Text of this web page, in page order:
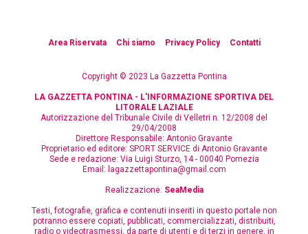
Area Riservata Chi siamo Privacy Policy Contatti
Copyright © 2023 La Gazzetta Pontina
LA GAZZETTA PONTINA - L'INFORMAZIONE SPORTIVA DEL
LITORALE LAZIALE
Autorizzazione del Tribunale Civile di Velletri n. 12/2008 del
29/04/2008
Direttore Responsabile: Antonio Gravante
Proprietario ed editore: SPORT SERVICE di Antonio Gravante
Sede e redazione: Via Luigi Sturzo, 14 - 00040 Pomezia
Email: lagazzettapontina@gmail.com
Realizzazione: SeaMedia
Testi, fotografie, grafica e contenuti inseriti in questo portale non
potranno essere copiati, pubblicati, commercializzati, distribuiti,
radio o videotrasmessi, da parte di utenti e di terzi in genere, in